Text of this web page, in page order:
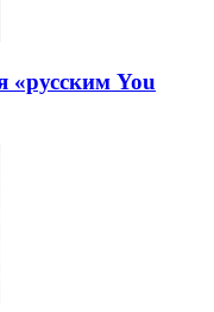
«русским You